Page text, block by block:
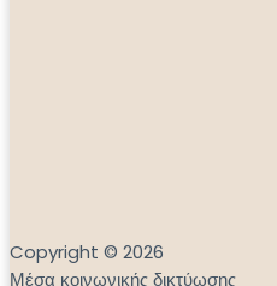
Copyright © 2026
Μέσα κοινωνικής δικτύωσης